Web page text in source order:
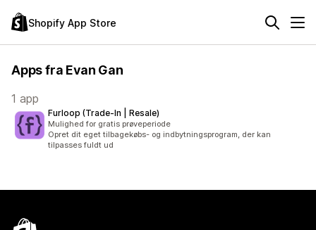
Shopify App Store
Apps fra Evan Gan
1 app
Furloop (Trade‑In | Resale)
Mulighed for gratis prøveperiode
Opret dit eget tilbagekøbs- og indbytningsprogram, der kan
tilpasses fuldt ud